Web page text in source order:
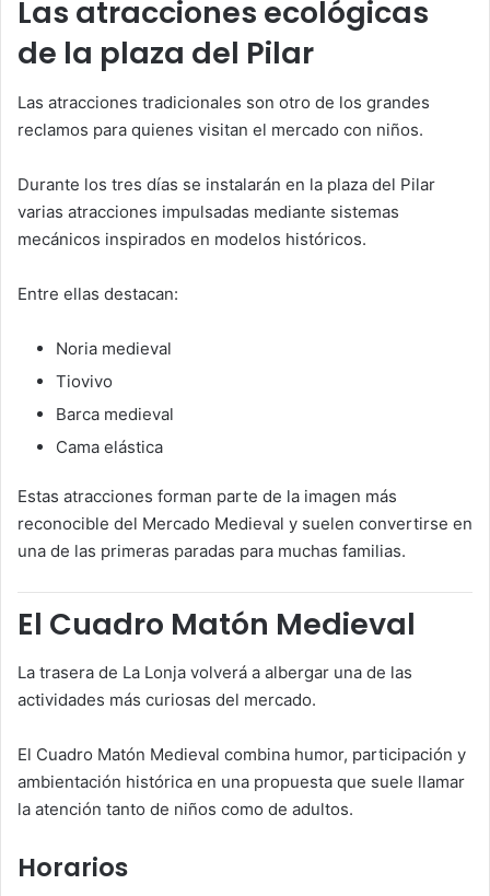
Las atracciones ecológicas
de la plaza del Pilar
Las atracciones tradicionales son otro de los grandes
reclamos para quienes visitan el mercado con niños.
Durante los tres días se instalarán en la plaza del Pilar
varias atracciones impulsadas mediante sistemas
mecánicos inspirados en modelos históricos.
Entre ellas destacan:
Noria medieval
Tiovivo
Barca medieval
Cama elástica
Estas atracciones forman parte de la imagen más
reconocible del Mercado Medieval y suelen convertirse en
una de las primeras paradas para muchas familias.
El Cuadro Matón Medieval
La trasera de La Lonja volverá a albergar una de las
actividades más curiosas del mercado.
El Cuadro Matón Medieval combina humor, participación y
ambientación histórica en una propuesta que suele llamar
la atención tanto de niños como de adultos.
Horarios